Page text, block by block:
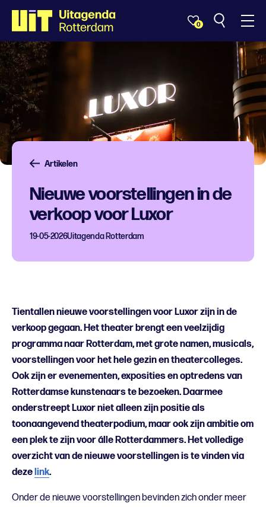
0
Artikelen
Nieuwe voorstellingen in de
verkoop voor Luxor
19-05-2026Uitagenda Rotterdam
Tientallen nieuwe voorstellingen voor Luxor zijn in de
verkoop gegaan. Het theater brengt een veelzijdig
programma naar Rotterdam, met grote namen, musicals,
voorstellingen voor het hele gezin en theatercolleges.
Ook zijn er evenementen, exposities en optredens van
Rotterdamse kunstenaars te bezoeken. Daarmee
onderstreept Luxor niet alleen zijn positie als
toonaangevend theaterpodium, maar ook zijn ambitie om
een plek te zijn voor álle Rotterdammers. Het volledige
overzicht van de nieuwe voorstellingen is te vinden via
dezelink.
Onder de nieuwe voorstellingen bevinden zich onder meer